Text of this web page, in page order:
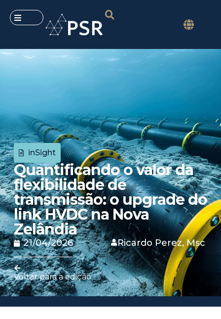
inSight
Quantificando o valor da
flexibilidade de
transmissão: o upgrade do
link HVDC na Nova
Zelândia
21/04/2026 Ricardo Perez, Msc
Voltar para a edição